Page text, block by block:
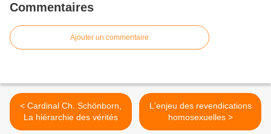
Commentaires
Ajouter un commentaire
< Cardinal Ch. Schönborn,
La hiérarchie des vérités
L'enjeu des revendications
homosexuelles >